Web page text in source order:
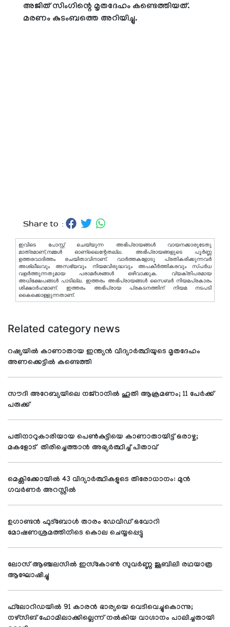
അജിത് സിംഗിന്റെ മൃതദേഹം കണ്ടെത്തിയത്.
മരണം കുടംബത്തെ അറിയിച്ചു.
Share to :
ഇവിടെ പോസ്റ്റ് ചെയ്യുന്ന അഭിപ്രായങ്ങള്‍ വായനക്കാരുടേതു
മാത്രമാണ്,നമ്മൾ ഓണ്ലൈന്റേതല്ല. അഭിപ്രായങ്ങളുടെ പൂർണ്ണ
ഉത്തരവാദിത്തം രചയിതാവിനാണ്. വാര്‍ത്തകളോടു പ്രതികരിക്കുന്നവര്‍
അശ്ലീലവും അസഭ്യവും നിയമവിരുദ്ധവും അപകീര്‍ത്തികരവും സ്പര്‍ധ
വളര്‍ത്തുന്നതുമായ പരാമര്‍ശങ്ങള്‍ ഒഴിവാക്കുക. വ്യക്തിപരമായ
അധിക്ഷേപങ്ങള്‍ പാടില്ല. ഇത്തരം അഭിപ്രായങ്ങള്‍ സൈബര്‍ നിയമപ്രകാരം
ശിക്ഷാര്‍ഹമാണ്. ഇത്തരം അഭിപ്രായ പ്രകടനത്തിന് നിയമ നടപടി
കൈക്കൊള്ളുന്നതാണ്.
Related category news
റഷ്യയില്‍ കാണാതായ ഇന്ത്യന്‍ വിദ്യാര്‍ത്ഥിയുടെ മൃതദേഹം
അണക്കെട്ടില്‍ കണ്ടെത്തി
സൗദി അറേബ്യയിലെ നജ്റാനില്‍ ഹൂതി ആക്രമണം; 11 പേര്‍ക്ക്
പരുക്ക്
പതിനാറുകാരിയായ പെണ്‍കുട്ടിയെ കാണാതായിട്ട് ഒരാഴ്ച;
മകളോട് തിരിച്ചെത്താന്‍ അഭ്യര്‍ത്ഥിച്ച് പിതാവ്
മെക്സിക്കോയില്‍ 43 വിദ്യാര്‍ത്ഥികളുടെ തിരോധാനം: മുന്‍
ഗവര്‍ണര്‍ അറസ്റ്റില്‍
ഉഗാണ്ടന്‍ ഫുട്‌ബോള്‍ താരം ഡേവിഡ് ഒവോറി
മോഷണശ്രമത്തിനിടെ കൊല ചെയ്യപ്പെട്ടു
ലോസ് ആഞ്ചലസില്‍ ഇസ്‌കോണ്‍ സുവര്‍ണ്ണ ജൂബിലി രഥയാത്ര
ആഘോഷിച്ചു
ഫ്‌ലോറിഡയില്‍ 91 കാരന്‍ ഭാര്യയെ വെടിവെച്ചുകൊന്നു;
നഴ്‌സിങ് ഹോമിലാക്കില്ലെന്ന് നല്‍കിയ വാഗ്ദാനം പാലിച്ചതായി